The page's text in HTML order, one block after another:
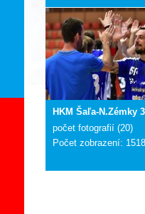
HKM Šaľa-N.Zémky
počet fotografií (20)
Počet zobrazení: 1518